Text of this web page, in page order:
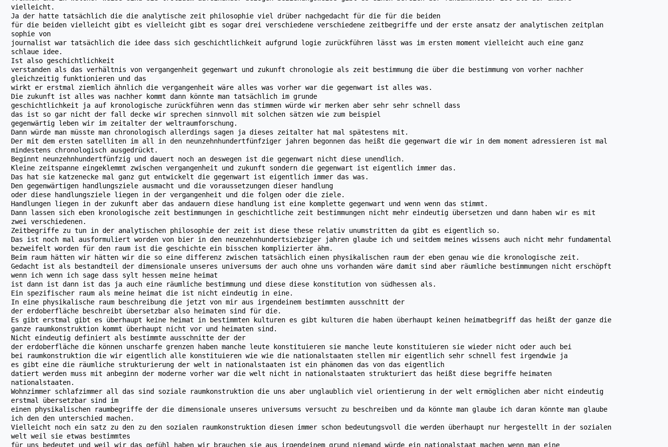
vielleicht.
Ja der hatte tatsächlich die die analytische zeit philosophie viel drüber nachgedacht für die für die beiden
für die beiden vielleicht gibt es vielleicht gibt es sogar drei verschiedene verschiedene zeitbegriffe und der erste ansatz der analytischen zeitplan
sophie von
journalist war tatsächlich die idee dass sich geschichtlichkeit aufgrund logie zurückführen lässt was im ersten moment vielleicht auch eine ganz
schlaue idee.
Ist also geschichtlichkeit
verstanden als das verhältnis von vergangenheit gegenwart und zukunft chronologie als zeit bestimmung die über die bestimmung von vorher nachher
gleichzeitig funktionieren und das
wirkt er erstmal ziemlich ähnlich die vergangenheit wäre alles was vorher war die gegenwart ist alles was.
Die zukunft ist alles was nachher kommt dann könnte man tatsächlich im grunde
geschichtlichkeit ja auf kronologische zurückführen wenn das stimmen würde wir merken aber sehr sehr schnell dass
das ist so gar nicht der fall decke wir sprechen sinnvoll mit solchen sätzen wie zum beispiel
gegenwärtig leben wir im zeitalter der weltraumforschung.
Dann würde man müsste man chronologisch allerdings sagen ja dieses zeitalter hat mal spätestens mit.
Der mit dem ersten satelliten im all in den neunzehnhundertfünfziger jahren begonnen das heißt die gegenwart die wir in dem moment adressieren ist mal
mindestens chronologisch ausgedrückt.
Beginnt neunzehnhundertfünfzig und dauert noch an deswegen ist die gegenwart nicht diese unendlich.
Kleine zeitspanne eingeklemmt zwischen vergangenheit und zukunft sondern die gegenwart ist eigentlich immer das.
Das hat sie katzenecke mal ganz gut entwickelt die gegenwart ist eigentlich immer das was.
Den gegenwärtigen handlungsziele ausmacht und die voraussetzungen dieser handlung
oder diese handlungsziele liegen in der vergangenheit und die folgen oder die ziele.
Handlungen liegen in der zukunft aber das andauern diese handlung ist eine komplette gegenwart und wenn wenn das stimmt.
Dann lassen sich eben kronologische zeit bestimmungen in geschichtliche zeit bestimmungen nicht mehr eindeutig übersetzen und dann haben wir es mit
zwei verschiedenen.
Zeitbegriffe zu tun in der analytischen philosophie der zeit ist diese these relativ unumstritten da gibt es eigentlich so.
Das ist noch mal ausformuliert worden von bier in den neunzehnhundertsiebziger jahren glaube ich und seitdem meines wissens auch nicht mehr fundamental
bezweifelt worden für den raum ist die geschichte ein bisschen komplizierter ähm.
Beim raum hätten wir hätten wir die so eine differenz zwischen tatsächlich einen physikalischen raum der eben genau wie die kronologische zeit.
Gedacht ist als bestandteil der dimensionale unseres universums der auch ohne uns vorhanden wäre damit sind aber räumliche bestimmungen nicht erschöpft
wenn ich wenn ich sage dass sylt hessen meine heimat
ist dann ist dann ist das ja auch eine räumliche bestimmung und diese diese konstitution von südhessen als.
Ein spezifischer raum als meine heimat die ist nicht eindeutig in eine.
In eine physikalische raum beschreibung die jetzt von mir aus irgendeinem bestimmten ausschnitt der
der erdoberfläche beschreibt übersetzbar also heimaten sind für die.
Es gibt erstmal gibt es überhaupt keine heimat in bestimmten kulturen es gibt kulturen die haben überhaupt keinen heimatbegriff das heißt der ganze die
ganze raumkonstruktion kommt überhaupt nicht vor und heimaten sind.
Nicht eindeutig definiert als bestimmte ausschnitte der der
der erdoberfläche die können unscharfe grenzen haben manche leute konstituieren sie manche leute konstituieren sie wieder nicht oder auch bei
bei raumkonstruktion die wir eigentlich alle konstituieren wie wie die nationalstaaten stellen mir eigentlich sehr schnell fest irgendwie ja
es gibt eine die räumliche strukturierung der welt in nationalstaaten ist ein phänomen das von das eigentlich
datiert werden muss mit anbeginn der moderne vorher war die welt nicht in nationalstaaten strukturiert das heißt diese begriffe heimaten
nationalstaaten.
Wohnzimmer schlafzimmer all das sind soziale raumkonstruktion die uns aber unglaublich viel orientierung in der welt ermöglichen aber nicht eindeutig
erstmal übersetzbar sind im
einen physikalischen raumbegriffe der die dimensionale unseres universums versucht zu beschreiben und da könnte man glaube ich daran könnte man glaube
ich den den unterschied machen.
Vielleicht noch ein satz zu den zu den sozialen raumkonstruktion diesen immer schon bedeutungsvoll die werden überhaupt nur hergestellt in der sozialen
welt weil sie etwas bestimmtes
für uns bedeutet und weil wir das gefühl haben wir brauchen sie aus irgendeinem grund niemand würde ein nationalstaat machen wenn man eine